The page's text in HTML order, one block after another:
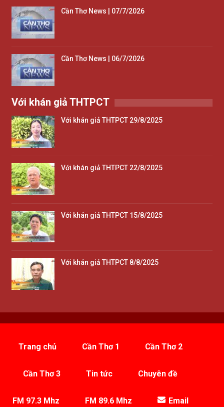
Cần Thơ News | 07/7/2026
Cần Thơ News | 06/7/2026
Với khán giả THTPCT
Với khán giả THTPCT 29/8/2025
Với khán giả THTPCT 22/8/2025
Với khán giả THTPCT 15/8/2025
Với khán giả THTPCT 8/8/2025
Trang chủ Cần Thơ 1 Cần Thơ 2
Cần Thơ 3 Tin tức Chuyên đề
FM 97.3 Mhz FM 89.6 Mhz Email